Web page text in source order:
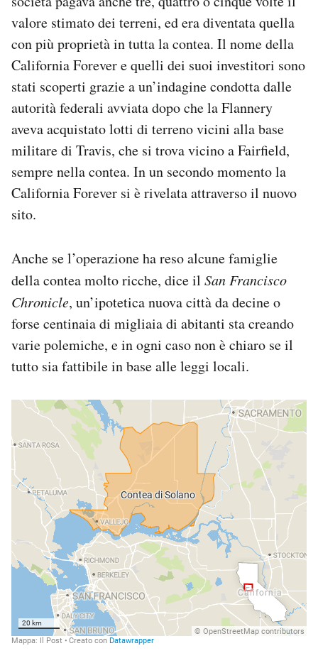
valore stimato dei terreni, ed era diventata quella
con più proprietà in tutta la contea. Il nome della
California Forever e quelli dei suoi investitori sono
stati scoperti grazie a un’indagine condotta dalle
autorità federali avviata dopo che la Flannery
aveva acquistato lotti di terreno vicini alla base
militare di Travis, che si trova vicino a Fairfield,
sempre nella contea. In un secondo momento la
California Forever si è rivelata attraverso il nuovo
sito.
Anche se l’operazione ha reso alcune famiglie
della contea molto ricche, dice il San Francisco
Chronicle, un’ipotetica nuova città da decine o
forse centinaia di migliaia di abitanti sta creando
varie polemiche, e in ogni caso non è chiaro se il
tutto sia fattibile in base alle leggi locali.